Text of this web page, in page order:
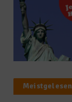
Meistgelesen